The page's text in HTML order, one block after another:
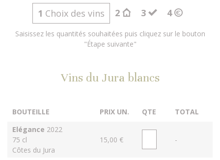
1 Choix des vins 2 3 4
Saisissez les quantités souhaitées puis cliquez sur le bouton
"Étape suivante"
Vins du Jura blancs
BOUTEILLE PRIX UN. QTE
TOTAL
Elégance 2022
75 cl
Côtes du Jura
15,00 € -